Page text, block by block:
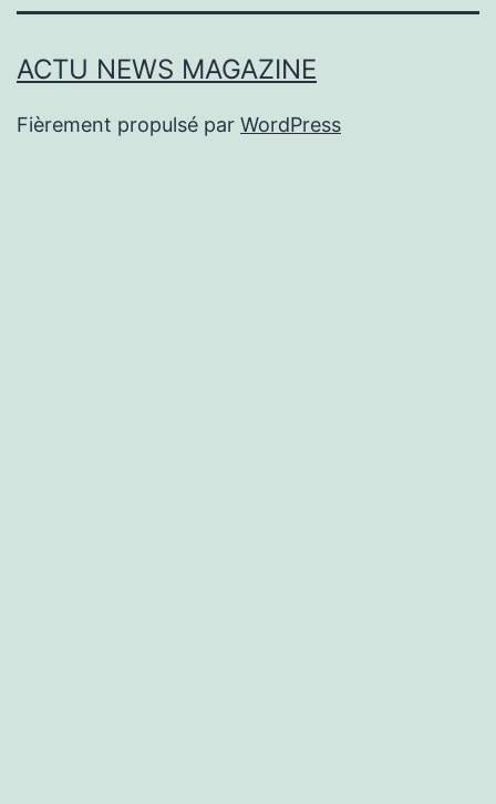
ACTU NEWS MAGAZINE
Fièrement propulsé par WordPress